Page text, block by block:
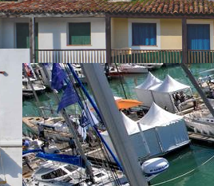
Règlementation
BATEAUX
Voiliers
Bateaux à moteur
Equipements
Salons
Economie